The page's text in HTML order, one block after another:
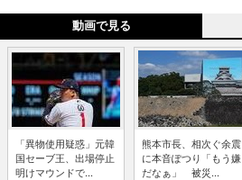
動画で見る
「異物使用疑惑」元韓
国セーブ王、出場停止
明けマウンドで...
熊本市長、相次ぐ余震
に本音ぽつり「もう嫌
だなぁ」 被災...